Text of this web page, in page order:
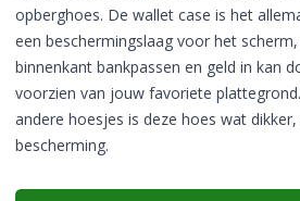
opberghoes. De wallet case is het
een beschermingslaag voor het
binnenkant bankpassen en geld in kan
voorzien van jouw favoriete
andere hoesjes is deze hoes wat
bescherming.